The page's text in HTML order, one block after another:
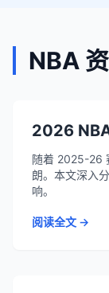
NBA
2026
随着 2025-26
朗。本文深入
响。
阅读全文 →